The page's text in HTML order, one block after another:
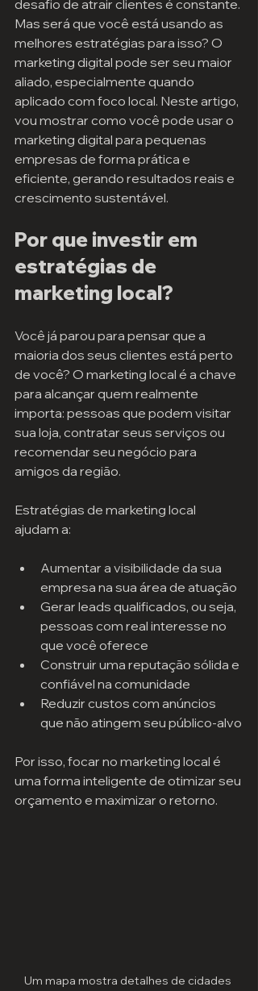
desafio de atrair clientes é constante.
Mas será que você está usando as
melhores estratégias para isso? O
marketing digital pode ser seu maior
aliado, especialmente quando
aplicado com foco local. Neste artigo,
vou mostrar como você pode usar o
marketing digital para pequenas
empresas de forma prática e
eficiente, gerando resultados reais e
crescimento sustentável.
Por que investir em
estratégias de
marketing local?
Você já parou para pensar que a
maioria dos seus clientes está perto
de você? O marketing local é a chave
para alcançar quem realmente
importa: pessoas que podem visitar
sua loja, contratar seus serviços ou
recomendar seu negócio para
amigos da região.
Estratégias de marketing local
ajudam a:
Aumentar a visibilidade da sua
empresa na sua área de atuação
Gerar leads qualificados, ou seja,
pessoas com real interesse no
que você oferece
Construir uma reputação sólida e
confiável na comunidade
Reduzir custos com anúncios
que não atingem seu público-alvo
Por isso, focar no marketing local é
uma forma inteligente de otimizar seu
orçamento e maximizar o retorno.
Um mapa mostra detalhes de cidades